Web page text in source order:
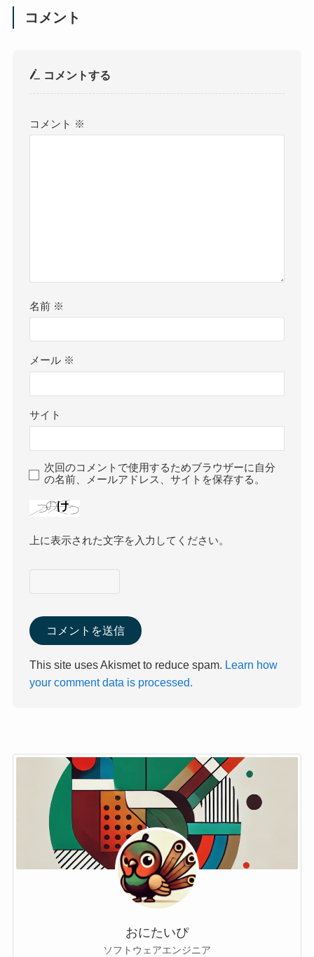
コメント
コメントする
コメント ※
名前 ※
メール ※
サイト
次回のコメントで使用するためブラウザーに自分
の名前、メールアドレス、サイトを保存する。
上に表示された文字を入力してください。
This site uses Akismet to reduce spam. Learn how
your comment data is processed.
おにたいぴ
ソフトウェアエンジニア